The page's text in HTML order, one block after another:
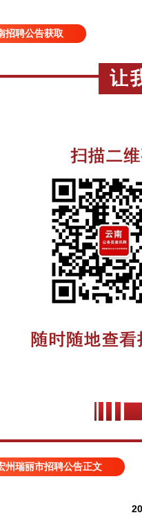
招聘公告获取
州瑞丽市招聘公告正文